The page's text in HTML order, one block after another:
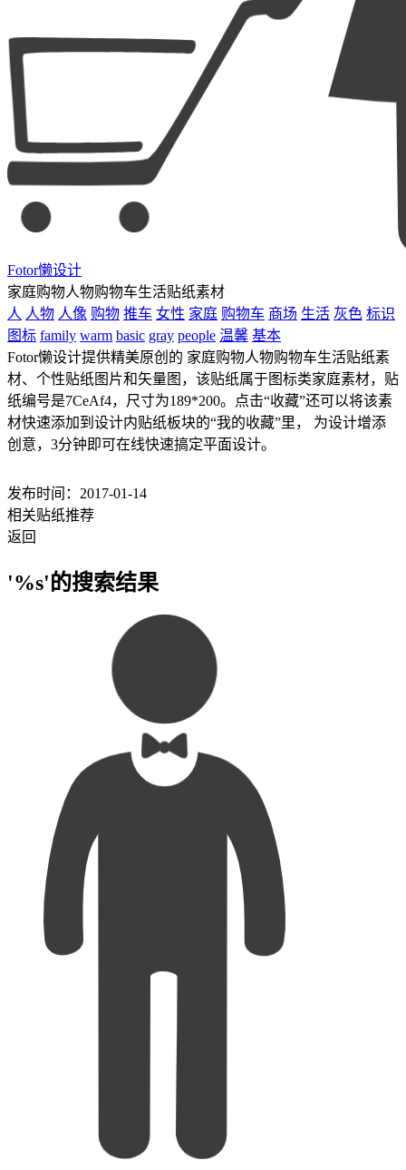
Fotor懒设计
家庭购物人物购物车生活贴纸素材
人 人物 人像 购物 推车 女性 家庭 购物车 商场 生活 灰色 标识
图标 family warm basic gray people 温馨 基本
Fotor懒设计提供精美原创的 家庭购物人物购物车生活贴纸素
材、个性贴纸图片和矢量图，该贴纸属于图标类家庭素材，贴
纸编号是7CeAf4，尺寸为189*200。点击“收藏”还可以将该素
材快速添加到设计内贴纸板块的“我的收藏”里， 为设计增添
创意，3分钟即可在线快速搞定平面设计。
发布时间：2017-01-14
相关贴纸推荐
返回
'%s'的搜索结果